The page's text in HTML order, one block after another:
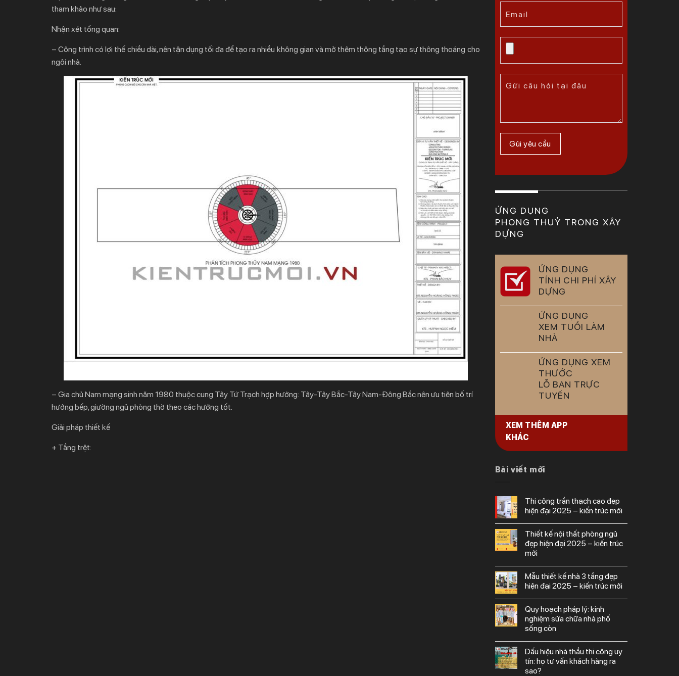
tham khảo như sau:
Nhận xét tổng quan:
– Công trình có lợi thế chiều dài, nên tận dụng tối đa để tạo ra nhiều không gian và mở thêm thông tầng tạo sự thông thoáng cho
ngôi nhà.
– Gia chủ Nam mạng sinh năm 1980 thuộc cung Tây Tứ Trạch hợp hướng: Tây-Tây Bắc-Tây Nam-Đông Bắc nên ưu tiên bố trí
hướng bếp, giường ngủ phòng thờ theo các hướng tốt.
Giải pháp thiết kế
+ Tầng trệt:
ỨNG DỤNG
PHONG THUỶ TRONG XÂY
DỰNG
ỨNG DỤNG
TÍNH CHI PHÍ XÂY
DỰNG
ỨNG DỤNG
XEM TUỔI LÀM
NHÀ
ỨNG DỤNG XEM
THƯỚC
LỖ BAN TRỰC
TUYẾN
XEM THÊM APP
KHÁC
Bài viết mới
thi công trần thạch cao đẹp
hiện đại 2025 – kiến trúc mới
thiết kế nội thất phòng ngủ
đẹp hiện đại 2025 – kiến trúc
mới
mẫu thiết kế nhà 3 tầng đẹp
hiện đại 2025 – kiến trúc mới
quy hoạch pháp lý: kinh
nghiệm sửa chữa nhà phố
sống còn
dấu hiệu nhà thầu thi công uy
tín: họ tư vấn khách hàng ra
sao?